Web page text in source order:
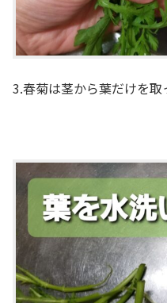
3.春菊は茎から葉だけを取